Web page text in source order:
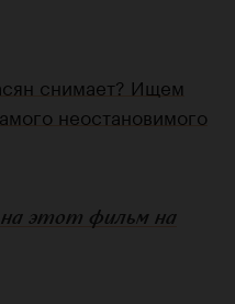
снимает? Ищем
неостановимого
этот фильм на